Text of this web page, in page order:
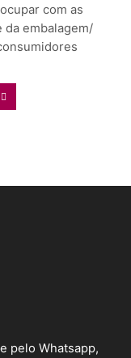
com as
embalagem/
pelo Whatsapp,